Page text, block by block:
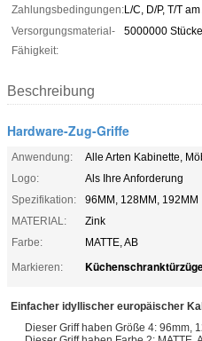
Zahlungsbedingungen:L/C, D/P, T/T
Versorgungsmaterial-
Fähigkeit:
5000000
Beschreibung
Hardware-Zug-Griffe
Anwendung:
Alle Arten Kabinette,
Logo:
Als Ihre Anforderung
Spezifikation:
96MM, 128MM, 192MM
MATERIAL:
Zink
Farbe:
MATTE, AB
Markieren:
Einfacher idyllischer europäischer
Dieser Griff haben Größe 4: 96mm,